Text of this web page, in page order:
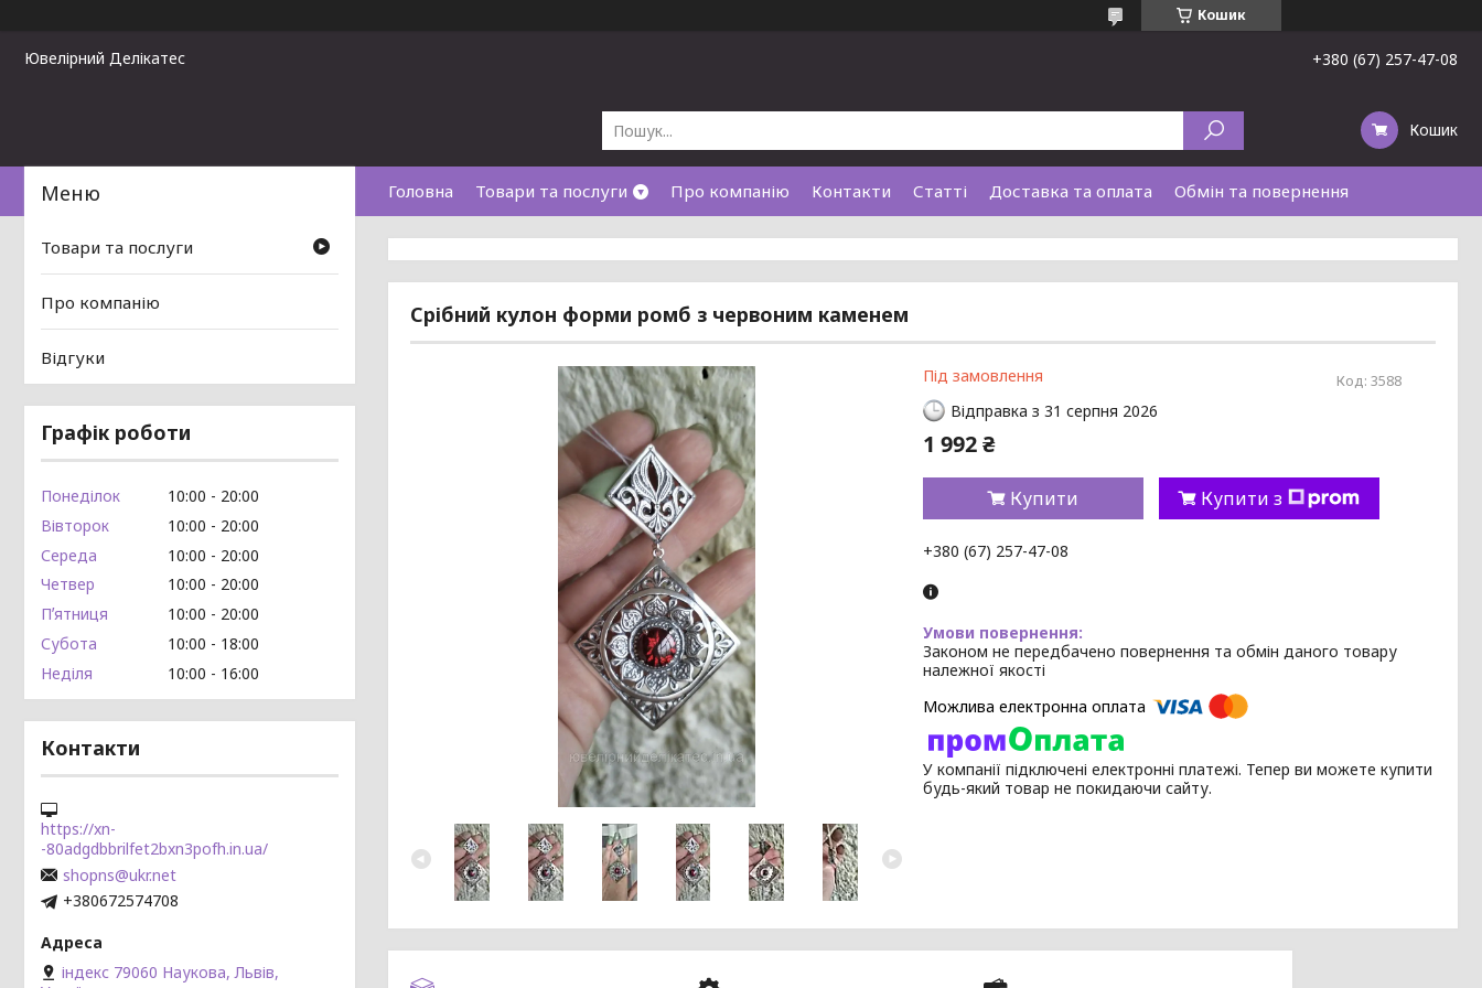
Кошик
Ювелірний Делікатес +380 (67) 257-47-08
Кошик
Головна Товари та послуги Про компанію Контакти Статті Доставка та оплата Обмін та повернення
Срібний кулон форми ромб з червоним каменем
Під замовлення Код:3588
Відправка з 31 серпня 2026
1 992 ₴
Купити Купити з
+380 (67) 257-47-08
Законом не передбачено повернення та обмін даного товару
належної якості
У компанії підключені електронні платежі. Тепер ви можете купити
будь-який товар не покидаючи сайту.
Товари та послуги
Про компанію
Відгуки
Графік роботи
Понеділок 10:00
20:00
Вівторок
10:00
20:00
Середа
10:00
20:00
Четвер
10:00
20:00
Пʼятниця
10:00
20:00
Субота
10:00
18:00
Неділя
10:00 16:00
Контакти
https://xn-
-80adgdbbrilfet2bxn3pofh.in.ua/
shopns@ukr.net
+380672574708
індекс 79060 Наукова, Львів,